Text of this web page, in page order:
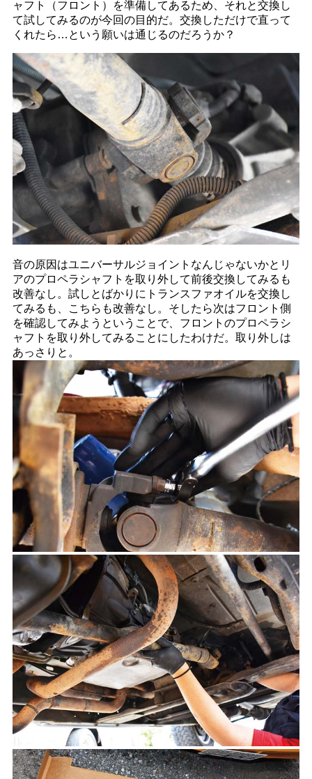
ャフト（フロント）を準備してあるため、それと交換し
て試してみるのが今回の目的だ。交換しただけで直って
くれたら…という願いは通じるのだろうか？
音の原因はユニバーサルジョイントなんじゃないかとリ
アのプロペラシャフトを取り外して前後交換してみるも
改善なし。試しとばかりにトランスファオイルを交換し
てみるも、こちらも改善なし。そしたら次はフロント側
を確認してみようということで、フロントのプロペラシ
ャフトを取り外してみることにしたわけだ。取り外しは
あっさりと。